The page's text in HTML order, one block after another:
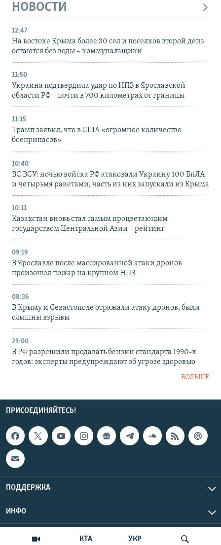
КТА УКР
НОВОСТИ
12:47
На востоке Крыма более 30 сел и поселков второй день
остаются без воды – коммунальщики
11:50
Украина подтвердила удар по НПЗ в Ярославской
области РФ – почти в 700 километрах от границы
11:15
Трамп заявил, что в США «огромное количество
боеприпасов»
10:40
ВС ВСУ: ночью войска РФ атаковали Украину 100 БпЛА
и четырьмя ракетами, часть из них запускали из Крыма
10:11
Казахстан вновь стал самым процветающим
государством Центральной Азии – рейтинг
09:19
В Ярославле после массированной атаки дронов
произошел пожар на крупном НПЗ
08:36
В Крыму и Севастополе отражали атаку дронов, были
слышны взрывы
23:00
В РФ разрешили продавать бензин стандарта 1990-х
годов: эксперты предупреждают об угрозе здоровью
БОЛЬШЕ
ПРИСОЕДИНЯЙТЕСЬ!
ПОДДЕРЖКА
ИНФО
Copyright Крым.Реалии, 2026 | Все права защищены.
UTC+3